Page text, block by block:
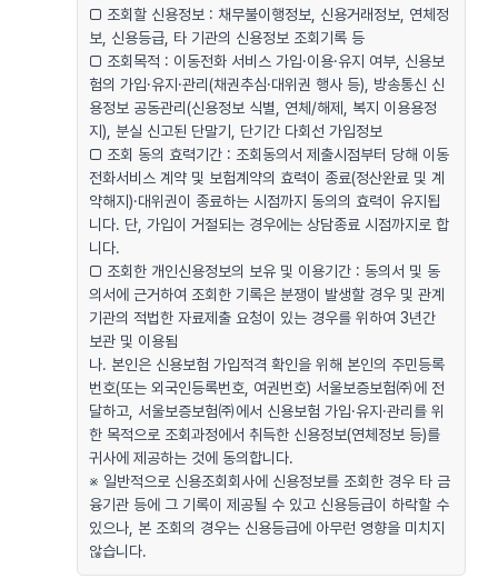
□ 조회할 신용정보 : 채무불이행정보, 신용거래정보, 연체정
보, 신용등급, 타 기관의 신용정보 조회기록 등
□ 조회목적 : 이동전화 서비스 가입·이용·유지 여부, 신용보
험의 가입·유지·관리(채권추심·대위권 행사 등), 방송통신 신
용정보 공동관리(신용정보 식별, 연체/해제, 복지 이용용정
지), 분실 신고된 단말기, 단기간 다회선 가입정보
□ 조회 동의 효력기간 : 조회동의서 제출시점부터 당해 이동
전화서비스 계약 및 보험계약의 효력이 종료(정산완료 및 계
약해지)·대위권이 종료하는 시점까지 동의의 효력이 유지됩
니다. 단, 가입이 거절되는 경우에는 상담종료 시점까지로 합
니다.
□ 조회한 개인신용정보의 보유 및 이용기간 : 동의서 및 동
의서에 근거하여 조회한 기록은 분쟁이 발생할 경우 및 관계
기관의 적법한 자료제출 요청이 있는 경우를 위하여 3년간
보관 및 이용됨
나. 본인은 신용보험 가입적격 확인을 위해 본인의 주민등록
번호(또는 외국인등록번호, 여권번호) 서울보증보험㈜에 전
달하고, 서울보증보험㈜에서 신용보험 가입·유지·관리를 위
한 목적으로 조회과정에서 취득한 신용정보(연체정보 등)를
귀사에 제공하는 것에 동의합니다.
※ 일반적으로 신용조회회사에 신용정보를 조회한 경우 타 금
융기관 등에 그 기록이 제공될 수 있고 신용등급이 하락할 수
있으나, 본 조회의 경우는 신용등급에 아무런 영향을 미치지
않습니다.